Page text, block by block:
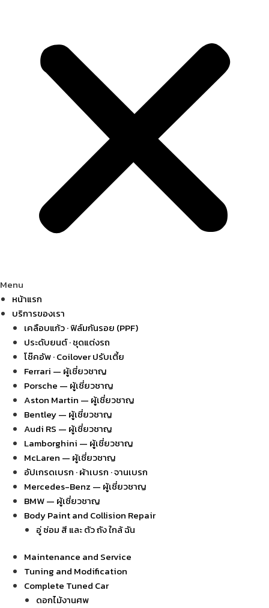
Menu
หน้าแรก
บริการของเรา
เคลือบแก้ว · ฟิล์มกันรอย (PPF)
ประดับยนต์ · ชุดแต่งรถ
โช๊คอัพ · Coilover ปรับเตี้ย
Ferrari — ผู้เชี่ยวชาญ
Porsche — ผู้เชี่ยวชาญ
Aston Martin — ผู้เชี่ยวชาญ
Bentley — ผู้เชี่ยวชาญ
Audi RS — ผู้เชี่ยวชาญ
Lamborghini — ผู้เชี่ยวชาญ
McLaren — ผู้เชี่ยวชาญ
อัปเกรดเบรก · ผ้าเบรก · จานเบรก
Mercedes-Benz — ผู้เชี่ยวชาญ
BMW — ผู้เชี่ยวชาญ
Body Paint and Collision Repair
อู่ ซ่อม สี และ ตัว ถัง ใกล้ ฉัน
Maintenance and Service
Tuning and Modification
Complete Tuned Car
ดอกไม้งานศพ